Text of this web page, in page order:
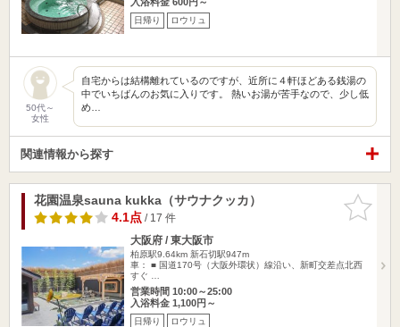
日帰り ロウリュ
50代～
女性
自宅からは結構離れているのですが、近所に４軒ほどある銭湯の
中でいちばんのお気に入りです。 熱いお湯が苦手なので、少し低
め…
関連情報から探す
お気に入
りに追加
花園温泉sauna kukka（サウナクッカ）
4.1点/ 17 件
大阪府 / 東大阪市
柏原駅9.64km 新石切駅947m
車： ■ 国道170号（大阪外環状）線沿い、新町交差点北西
すぐ …
営業時間 10:00～25:00
入浴料金 1,100円～
日帰り ロウリュ